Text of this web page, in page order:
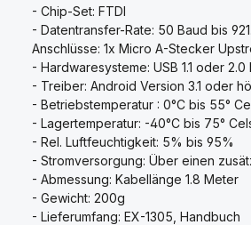
- Chip-Set: FTDI
- Datentransfer-Rate: 50 Baud bis
Anschlüsse: 1x Micro A-Stecker
- Hardwaresysteme: USB 1.1 oder 2.0
- Treiber: Android Version 3.1 oder
- Betriebstemperatur : 0°C bis 55°
- Lagertemperatur: -40°C bis 75°
- Rel. Luftfeuchtigkeit: 5% bis 95%
- Stromversorgung: Über einen
- Abmessung: Kabellänge 1.8 Meter
- Gewicht: 200g
- Lieferumfang: EX-1305, Handbuch